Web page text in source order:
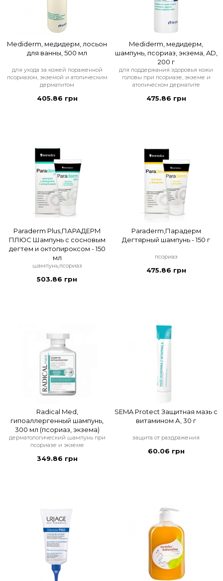
Mediderm, медидерм, лосьон
для ванны, 500 мл
для ухода за кожей пораженной
псориазом, экземой и атопическим
дерматитом
405.86 грн
Mediderm, медидерм,
шампунь, псориаз, экзема, AD,
200 г
для поддержания здоровья кожи
головы при псориазе, экземе и
атопическом дерматите
475.86 грн
Paraderm Plus,ПАРАДЕРМ
ПЛЮС Шампунь с сосновым
дегтем и октопироксом - 150
мл
шампунь,псориаз
503.86 грн
Paraderm,Парадерм
Дегтярный шампунь - 150 г
псориаз
475.86 грн
Radical Med,
гипоаллергенный шампунь,
300 мл (псориаз, экзема)
дерматологический шампунь при
псориазе и экземе
349.86 грн
SEMA Protect Защитная мазь с
витамином А, 30 г
защита от раздражения
60.06 грн